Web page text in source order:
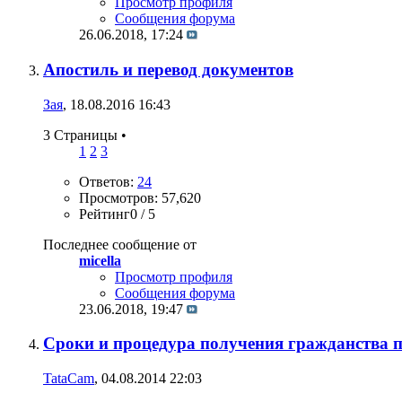
Сообщения форума
26.06.2018, 17:24
Апостиль и перевод документов
Зая, 18.08.2016 16:43
3 Страницы •
1 2 3
Ответов: 24
Просмотров: 57,620
Рейтинг0 / 5
Последнее сообщение от
miсella
Просмотр профиля
Сообщения форума
23.06.2018, 19:47
Сроки и процедура получения гражданства
TataCam, 04.08.2014 22:03